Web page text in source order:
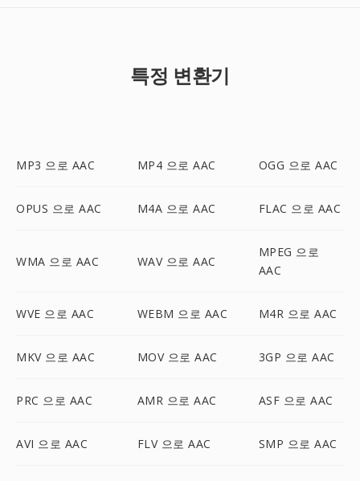
특정 변환기
MP3 으로 AAC MP4 으로 AAC OGG 으로 AAC
OPUS 으로 AAC M4A 으로 AAC FLAC 으로 AAC
WMA 으로 AAC WAV 으로 AAC
MPEG 으로
AAC
WVE 으로 AAC WEBM 으로 AAC M4R 으로 AAC
MKV 으로 AAC MOV 으로 AAC 3GP 으로 AAC
PRC 으로 AAC AMR 으로 AAC ASF 으로 AAC
AVI 으로 AAC FLV 으로 AAC SMP 으로 AAC